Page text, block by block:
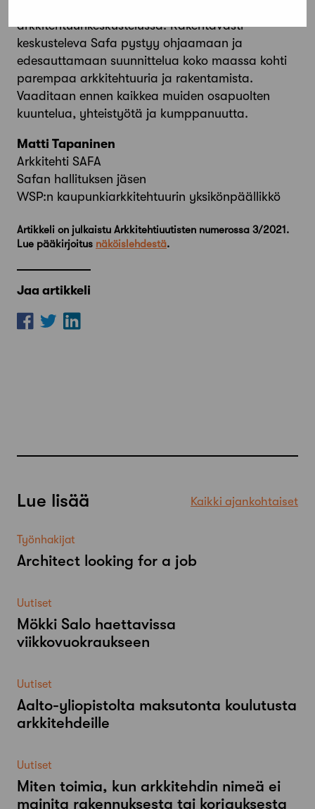
arkkitehtuurikeskustelussa. Rakentavasti
keskusteleva Safa pystyy ohjaamaan ja
edesauttamaan suunnittelua koko maassa kohti
parempaa arkkitehtuuria ja rakentamista.
Vaaditaan ennen kaikkea muiden osapuolten
kuuntelua, yhteistyötä ja kumppanuutta.
Matti Tapaninen
Arkkitehti SAFA
Safan hallituksen jäsen
WSP:n kaupunkiarkkitehtuurin yksikönpäällikkö
Artikkeli on julkaistu Arkkitehtiuutisten numerossa 3/2021.
Lue pääkirjoitus näköislehdestä.
Jaa artikkeli
Lue lisää Kaikki ajankohtaiset
Työnhakijat
Architect looking for a job
Uutiset
Mökki Salo haettavissa
viikkovuokraukseen
Uutiset
Aalto-​yliopistolta maksutonta koulutusta
arkkitehdeille
Uutiset
Miten toimia, kun arkkitehdin nimeä ei
mainita rakennuksesta tai korjauksesta